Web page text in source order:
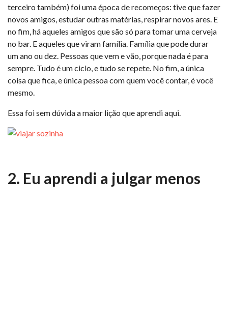
terceiro também) foi uma época de recomeços: tive que fazer
novos amigos, estudar outras matérias, respirar novos ares. E
no fim, há aqueles amigos que são só para tomar uma cerveja
no bar. E aqueles que viram família. Família que pode durar
um ano ou dez. Pessoas que vem e vão, porque nada é para
sempre. Tudo é um ciclo, e tudo se repete. No fim, a única
coisa que fica, e única pessoa com quem você contar, é você
mesmo.
Essa foi sem dúvida a maior lição que aprendi aqui.
2. Eu aprendi a julgar menos